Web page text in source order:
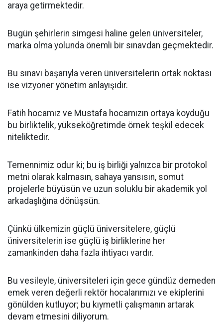
araya getirmektedir.
Bugün şehirlerin simgesi haline gelen üniversiteler,
marka olma yolunda önemli bir sınavdan geçmektedir.
Bu sınavı başarıyla veren üniversitelerin ortak noktası
ise vizyoner yönetim anlayışıdır.
Fatih hocamız ve Mustafa hocamızın ortaya koyduğu
bu birliktelik, yükseköğretimde örnek teşkil edecek
niteliktedir.
Temennimiz odur ki; bu iş birliği yalnızca bir protokol
metni olarak kalmasın, sahaya yansısın, somut
projelerle büyüsün ve uzun soluklu bir akademik yol
arkadaşlığına dönüşsün.
Çünkü ülkemizin güçlü üniversitelere, güçlü
üniversitelerin ise güçlü iş birliklerine her
zamankinden daha fazla ihtiyacı vardır.
Bu vesileyle, üniversiteleri için gece gündüz demeden
emek veren değerli rektör hocalarımızı ve ekiplerini
gönülden kutluyor; bu kıymetli çalışmanın artarak
devam etmesini diliyorum.